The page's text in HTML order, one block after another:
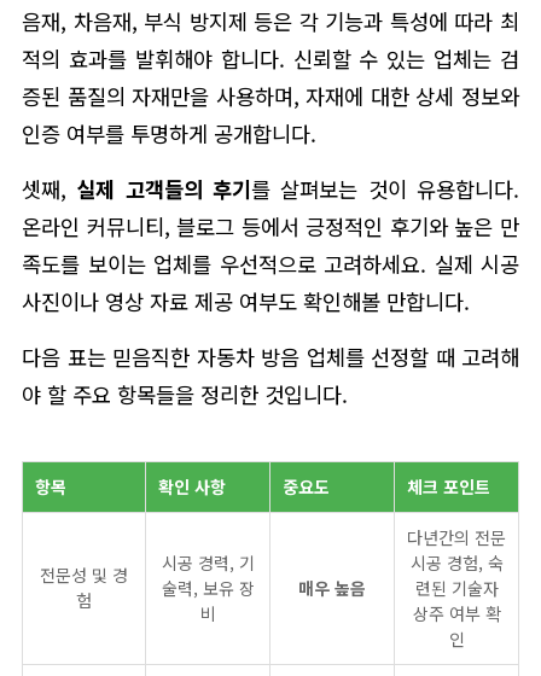
음재, 차음재, 부식 방지제 등은 각 기능과 특성에 따라 최
적의 효과를 발휘해야 합니다. 신뢰할 수 있는 업체는 검
증된 품질의 자재만을 사용하며, 자재에 대한 상세 정보와
인증 여부를 투명하게 공개합니다.
셋째, 실제 고객들의 후기를 살펴보는 것이 유용합니다.
온라인 커뮤니티, 블로그 등에서 긍정적인 후기와 높은 만
족도를 보이는 업체를 우선적으로 고려하세요. 실제 시공
사진이나 영상 자료 제공 여부도 확인해볼 만합니다.
다음 표는 믿음직한 자동차 방음 업체를 선정할 때 고려해
야 할 주요 항목들을 정리한 것입니다.
항목 확인 사항 중요도 체크 포인트
전문성 및 경
험
시공 경력, 기
술력, 보유 장
비
매우 높음
다년간의 전문
시공 경험, 숙
련된 기술자
상주 여부 확
인